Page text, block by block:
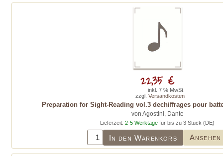
Preparation for Sight-Reading vol.3 dechiffrages pour
von Agostini, Dante
Lieferzeit: 2-5 Werktage für bis zu 3 Stück (DE)
In den Warenkorb Ansehen
22,35 €
inkl. 7 % MwSt.
zzgl. Versandkosten